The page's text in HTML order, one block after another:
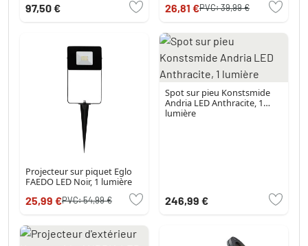
97,50 € 26,81 €PVC:39,99 €
Projecteur sur piquet Eglo
FAEDO LED Noir, 1 lumière
25,99 €PVC:54,99 €
Spot sur pieu Konstsmide
Andria LED Anthracite, 1
lumière
246,99 €